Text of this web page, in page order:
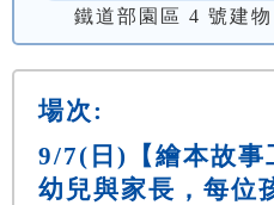
鐵道部園區 4 號建物
場次:
9/7(日)【繪本故事
幼兒與家長，每位